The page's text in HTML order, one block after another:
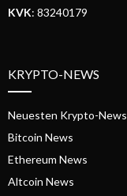
KVK: 83240179
KRYPTO-NEWS
Neuesten Krypto-News
Bitcoin News
Ethereum News
Altcoin News